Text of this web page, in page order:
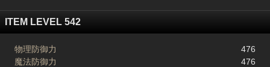
ITEM LEVEL 542
物理防御力
476
魔法防御力
476